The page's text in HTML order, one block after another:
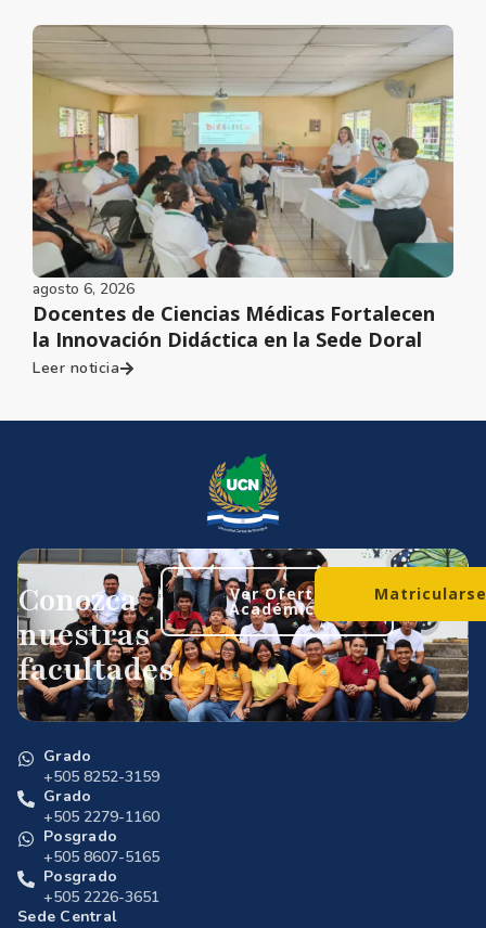
agosto 6, 2026
Docentes de Ciencias Médicas Fortalecen
la Innovación Didáctica en la Sede Doral
Leer noticia
Conozca
nuestras
facultades
Ver Oferta
Académica
Grado
+505 8252-3159
Grado
+505 2279-1160
Posgrado
+505 8607-5165
Posgrado
+505 2226-3651
Sede Central